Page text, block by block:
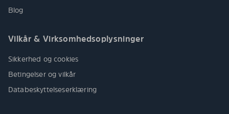
Blog
Vilkår & Virksomhedsoplysninger
Sikkerhed og cookies
Betingelser og vilkår
Databeskyttelseserklæring